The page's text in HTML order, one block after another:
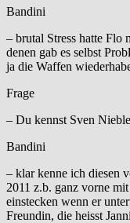
Bandini
– brutal Stress hatte
denen gab es selbst
ja die Waffen
Frage
– Du kennst Sven
Bandini
– klar kenne ich diesen
2011 z.b. ganz vorne
einstecken wenn er
Freundin, die heisst